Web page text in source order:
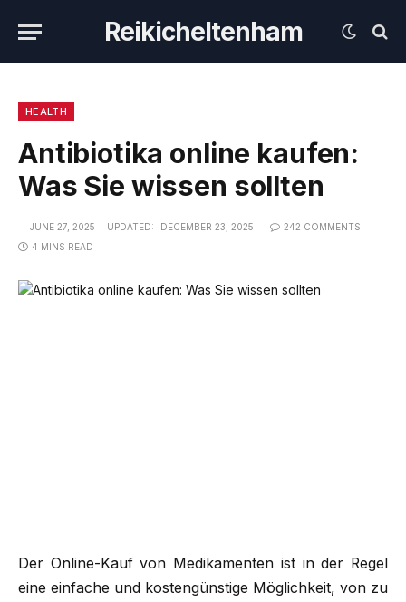
Reikicheltenham
HEALTH
Antibiotika online kaufen:
Was Sie wissen sollten
JUNE 27, 2025 UPDATED: DECEMBER 23, 2025
242 COMMENTS
4 MINS READ
Der Online-Kauf von Medikamenten ist in der Regel
eine einfache und kostengünstige Möglichkeit, von zu